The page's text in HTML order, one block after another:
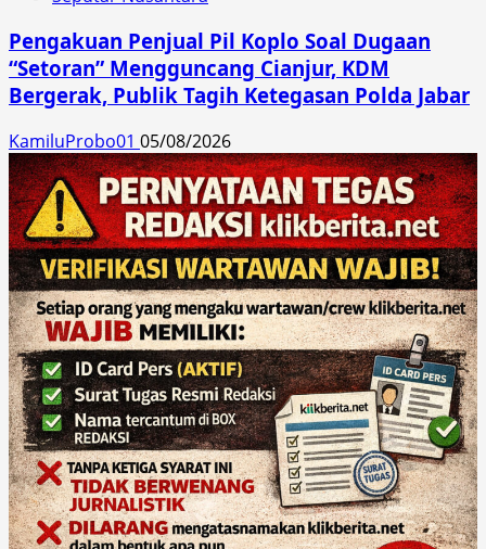
Pengakuan Penjual Pil Koplo Soal Dugaan
“Setoran” Mengguncang Cianjur, KDM
Bergerak, Publik Tagih Ketegasan Polda Jabar
KamiluProbo01 05/08/2026